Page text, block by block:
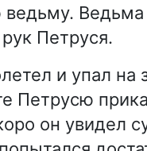
Ведьма
Петруся.
и упал
Петрусю
он увидел